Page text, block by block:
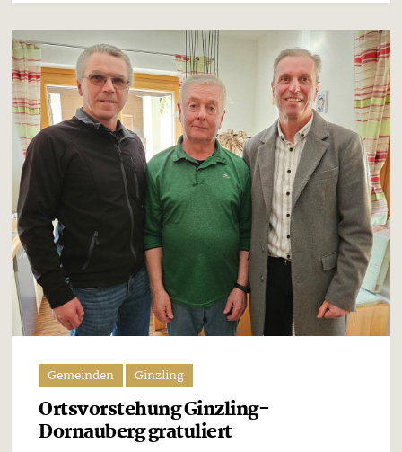
Gemeinden Ginzling
Ortsvorstehung Ginzling-
Dornauberg gratuliert